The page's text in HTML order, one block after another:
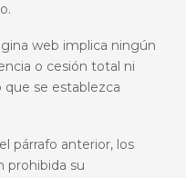
web implica ningún
o cesión total ni
que se establezca
párrafo anterior, los
prohibida su